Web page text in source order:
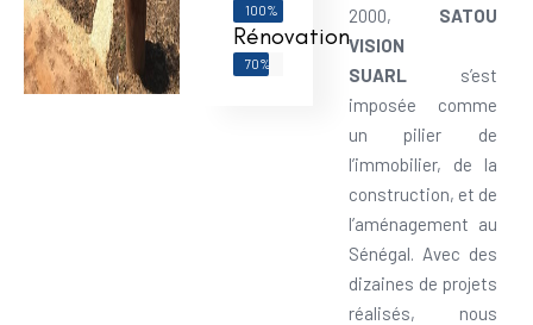
100%
Rénovation
70%
2000, SATOU
VISION
SUARLs’est
imposée comme
un pilier de
l’immobilier, de la
construction, et de
l’aménagement au
Sénégal. Avec des
dizaines de projets
réalisés, nous